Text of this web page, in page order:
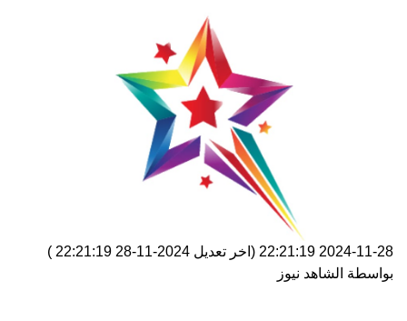
2024-11-28 22:21:19 (اخر تعديل 2024-11-28 22:21:19
)
بواسطة الشاهد نيوز